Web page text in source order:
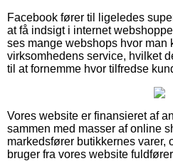
Facebook fører til ligeledes
at få indsigt i internet
ses mange webshops hvor man
virksomhedens service, hvilket
til at fornemme hvor tilfredse
Vores website er finansieret af
sammen med masser af online
markedsfører butikkernes varer,
bruger fra vores website